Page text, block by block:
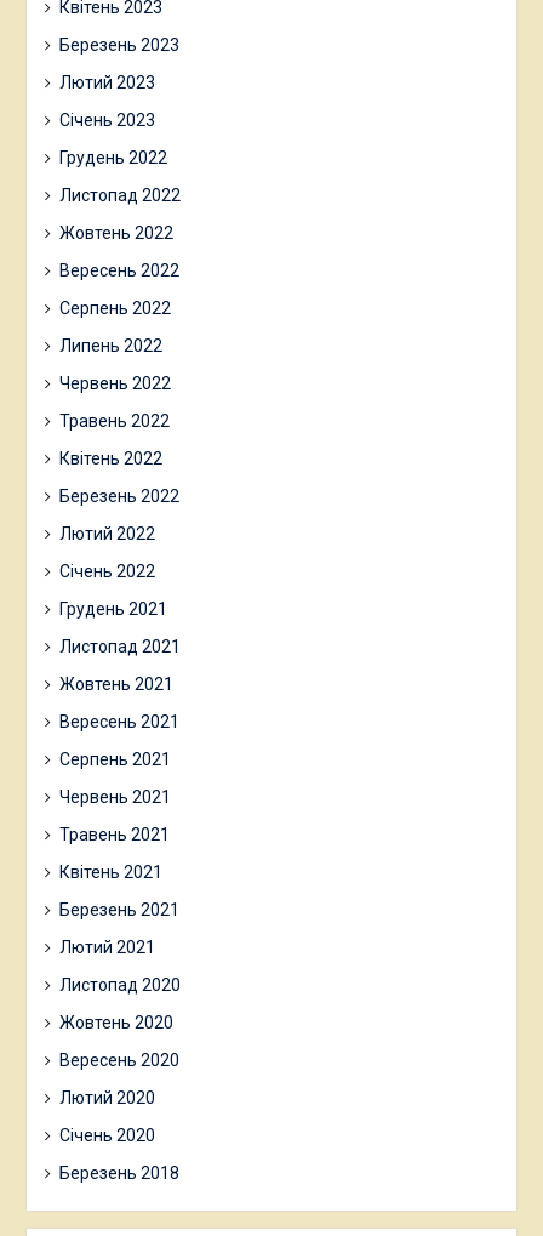
Квітень 2023
Березень 2023
Лютий 2023
Січень 2023
Грудень 2022
Листопад 2022
Жовтень 2022
Вересень 2022
Серпень 2022
Липень 2022
Червень 2022
Травень 2022
Квітень 2022
Березень 2022
Лютий 2022
Січень 2022
Грудень 2021
Листопад 2021
Жовтень 2021
Вересень 2021
Серпень 2021
Червень 2021
Травень 2021
Квітень 2021
Березень 2021
Лютий 2021
Листопад 2020
Жовтень 2020
Вересень 2020
Лютий 2020
Січень 2020
Березень 2018